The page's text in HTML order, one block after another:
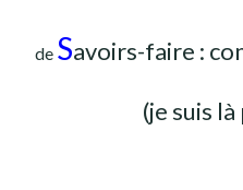
de Savoirs-faire :
(je suis